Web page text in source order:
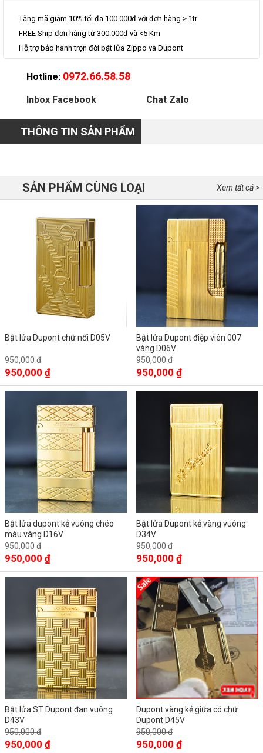
Tặng mã giảm 10% tối đa 100.000đ với đơn hàng > 1tr
FREE Ship đơn hàng từ 300.000đ và <5 Km
Hỗ trợ bảo hành trọn đời bật lửa Zippo và Dupont
Hotline: 0972.66.58.58
Inbox Facebook Chat Zalo
THÔNG TIN SẢN PHẨM
Xem tất cả >
SẢN PHẨM CÙNG LOẠI
Bật lửa Dupont chữ nổi D05V
950,000 đ
950,000 ₫
Bật lửa Dupont điệp viên 007
vàng D06V
950,000 đ
950,000 ₫
Bật lửa dupont kẻ vuông chéo
màu vàng D16V
950,000 đ
950,000 ₫
Bật lửa Dupont kẻ vàng vuông
D34V
950,000 đ
950,000 ₫
Bật lửa ST Dupont đan vuông
D43V
950,000 đ
950,000 ₫
Dupont vàng kẻ giữa có chữ
Dupont D45V
950,000 đ
950,000 ₫